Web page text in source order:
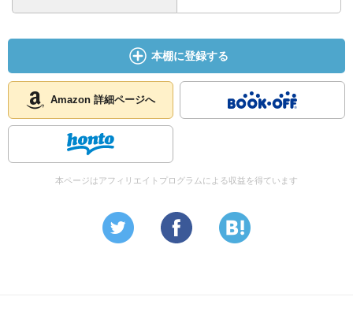
本棚に登録する
Amazon 詳細ページへ
本ページはアフィリエイトプログラムによる収益を得ています